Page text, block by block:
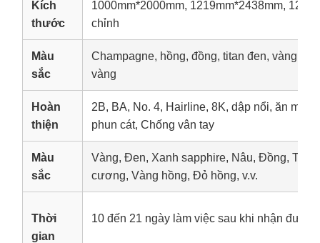
Kích
thước
1000mm*2000mm, 1219mm*2438mm,
chỉnh
Màu
sắc
Champagne, hồng, đồng, titan đen, vàng
vàng
Hoàn
thiện
2B, BA, No. 4, Hairline, 8K, dập nổi, ăn
phun cát, Chống vân tay
Màu
sắc
Vàng, Đen, Xanh sapphire, Nâu, Đồng, Tím,
cương, Vàng hồng, Đỏ hồng, v.v.
Thời
gian
10 đến 21 ngày làm việc sau khi nhận được